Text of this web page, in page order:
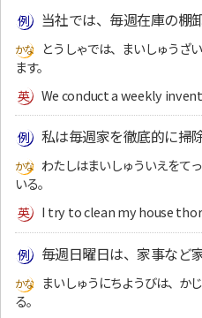
当社では、毎週在庫の棚
とうしゃでは、まいしゅうざ
ます。
We conduct a weekly
私は毎週家を徹底的に掃
わたしはまいしゅういえをて
いる。
I try to clean my house
毎週日曜日は、家事など
まいしゅうにちようびは、か
る。